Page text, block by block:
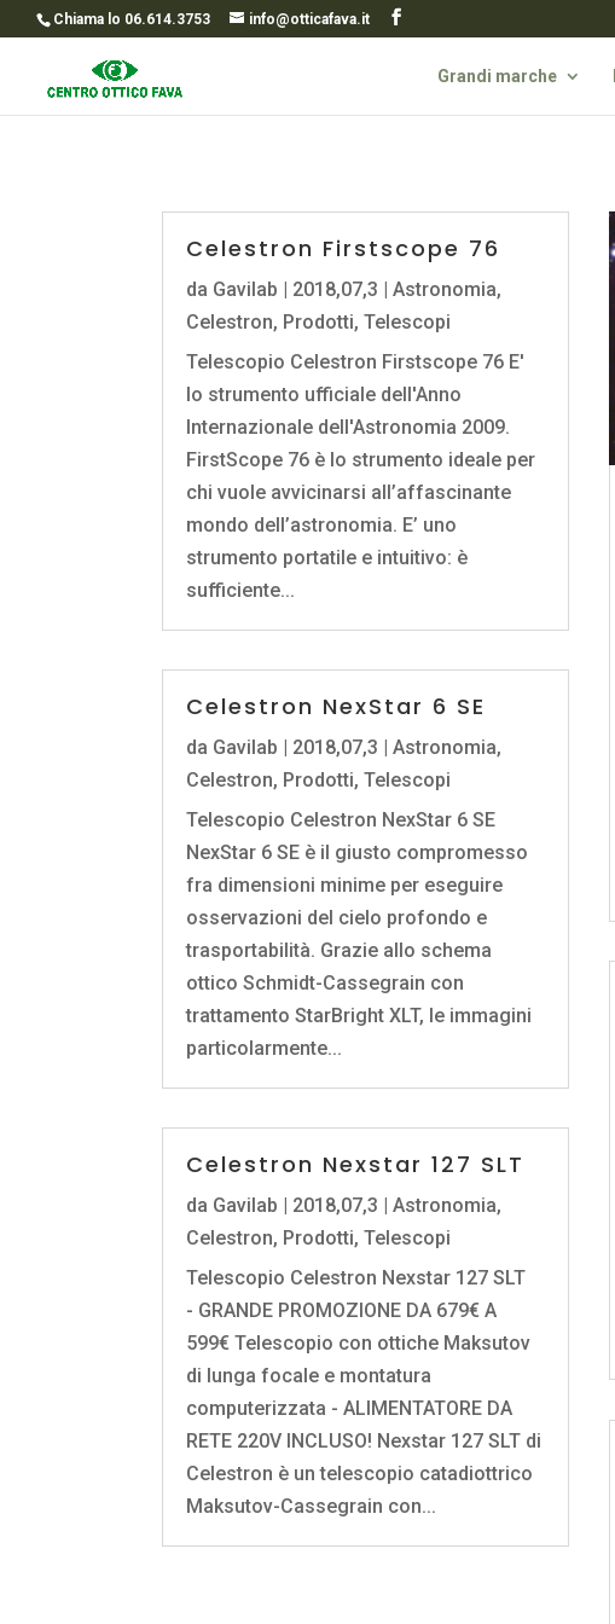
Chiama lo 06.614.3753 info@otticafava.it
Grandi marche
Celestron Firstscope 76
da Gavilab | 2018,07,3 |Astronomia,
Celestron, Prodotti,Telescopi
Telescopio Celestron Firstscope 76 E'
lo strumento ufficiale dell'Anno
Internazionale dell'Astronomia 2009.
FirstScope 76 è lo strumento ideale per
chi vuole avvicinarsi all’affascinante
mondo dell’astronomia. E’ uno
strumento portatile e intuitivo: è
sufficiente...
Celestron NexStar 6 SE
da Gavilab | 2018,07,3 |Astronomia,
Celestron, Prodotti,Telescopi
Telescopio Celestron NexStar 6 SE
NexStar 6 SE è il giusto compromesso
fra dimensioni minime per eseguire
osservazioni del cielo profondo e
trasportabilità. Grazie allo schema
ottico Schmidt-Cassegrain con
trattamento StarBright XLT, le immagini
particolarmente...
Celestron Nexstar 127 SLT
da Gavilab | 2018,07,3 |Astronomia,
Celestron, Prodotti,Telescopi
Telescopio Celestron Nexstar 127 SLT
- GRANDE PROMOZIONE DA 679€ A
599€ Telescopio con ottiche Maksutov
di lunga focale e montatura
computerizzata - ALIMENTATORE DA
RETE 220V INCLUSO! Nexstar 127 SLT di
Celestron è un telescopio catadiottrico
Maksutov-Cassegrain con...